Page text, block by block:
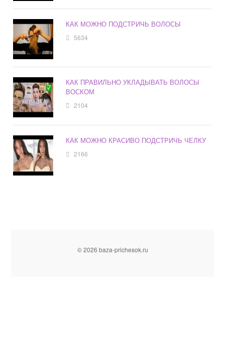
КАК МОЖНО ПОДСТРИЧЬ ВОЛОСЫ
5634
КАК ПРАВИЛЬНО УКЛАДЫВАТЬ ВОЛОСЫ
ВОСКОМ
2104
КАК МОЖНО КРАСИВО ПОДСТРИЧЬ ЧЕЛКУ
2166
© 2026 baza-prichesok.ru